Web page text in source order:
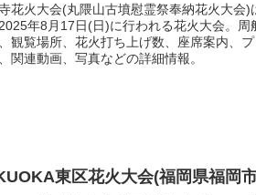
花火大会(丸隈山古墳慰霊祭奉納花火大会)
年8月17日(日)に行われる花火大会。周
観覧場所、花火打ち上げ数、座席案内、
関連動画、写真などの詳細情報。
東区花火大会(福岡県福岡